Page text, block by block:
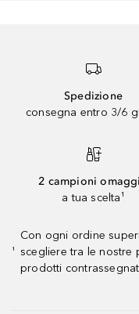
Spedizione
consegna entro 3/6
2 campioni
a tua scelta¹
¹
Con ogni ordine
scegliere tra le nostre
prodotti